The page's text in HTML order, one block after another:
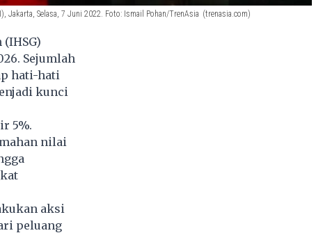
Jakarta, Selasa, 7 Juni 2022. Foto: Ismail Pohan/TrenAsia (trenasia.com)
(IHSG)
Sejumlah
hati-hati
kunci
5%.
nilai
aksi
peluang